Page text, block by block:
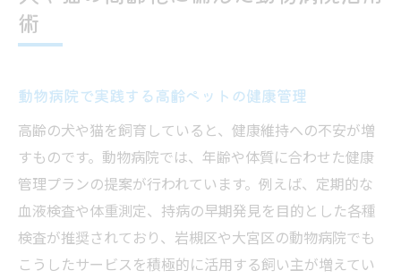
術
動物病院で実践する高齢ペットの健康管理
高齢の犬や猫を飼育していると、健康維持への不安が増
すものです。動物病院では、年齢や体質に合わせた健康
管理プランの提案が行われています。例えば、定期的な
血液検査や体重測定、持病の早期発見を目的とした各種
検査が推奨されており、岩槻区や大宮区の動物病院でも
こうしたサービスを積極的に活用する飼い主が増えてい